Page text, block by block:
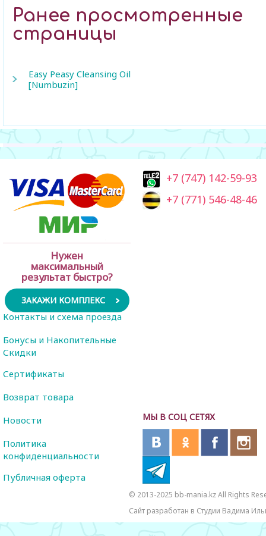
Ранее просмотренные
страницы
Easy Peasy Cleansing Oil
[Numbuzin]
Нужен
максимальный
результат быстро?
ЗАКАЖИ КОМПЛЕКС
+7 (747) 142-59-93
+7 (771) 546-48-46
МЫ В СОЦ СЕТЯХ
Контакты и схема проезда
Бонусы и Накопительные
Скидки
Сертификаты
Возврат товара
Новости
Политика
конфиденциальности
Публичная оферта
© 2013-2025 bb-mania.kz All Rights
Сайт разработан в Студии Вадима